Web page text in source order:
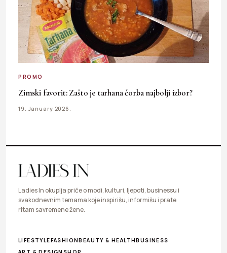
PROMO
Zimski favorit: Zašto je tarhana čorba najbolji izbor?
19. January 2026.
Ladies In okuplja priče o modi, kulturi, ljepoti, businessu i
svakodnevnim temama koje inspirišu, informišu i prate
ritam savremene žene.
LIFESTYLEFASHIONBEAUTY & HEALTHBUSINESS